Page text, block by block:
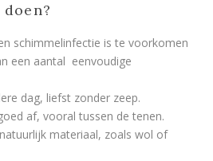
schimmelinfectie is te voorkomen
een aantal eenvoudige
dag, liefst zonder zeep.
af, vooral tussen de tenen.
materiaal, zoals wol of